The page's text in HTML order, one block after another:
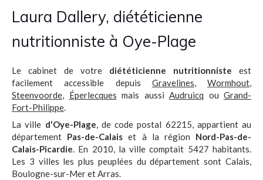
Laura Dallery, diététicienne
nutritionniste à Oye-Plage
Le cabinet de votre diététicienne nutritionniste est
facilement accessible depuis Gravelines, Wormhout,
Steenvoorde, Éperlecques mais aussi Audruicq ou Grand-
Fort-Philippe.
La ville d'Oye-Plage, de code postal 62215, appartient au
département Pas-de-Calais et à la région Nord-Pas-de-
Calais-Picardie. En 2010, la ville comptait 5427 habitants.
Les 3 villes les plus peuplées du département sont Calais,
Boulogne-sur-Mer et Arras.